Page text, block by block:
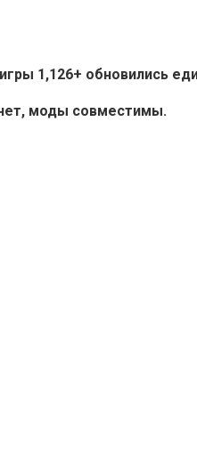
1,126+ обновились
моды совместимы.